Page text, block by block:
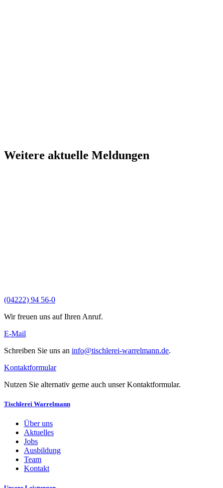
Weitere aktuelle Meldungen
(04222) 94 56-0
Wir freuen uns auf Ihren Anruf.
E-Mail
Schreiben Sie uns an info@tischlerei-warrelmann.de.
Kontaktformular
Nutzen Sie alternativ gerne auch unser Kontaktformular.
Tischlerei Warrelmann
Über uns
Aktuelles
Jobs
Ausbildung
Team
Kontakt